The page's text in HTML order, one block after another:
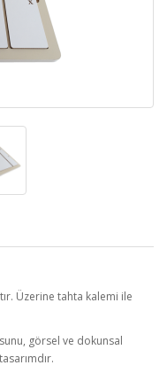
Üzerine tahta kalemi ile
görsel ve dokunsal